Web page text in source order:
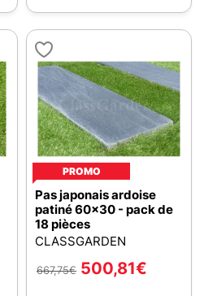
PROMO
Pas japonais ardoise
patiné 60x30 - pack de
18 pièces
CLASSGARDEN
667,75€ 500,81€